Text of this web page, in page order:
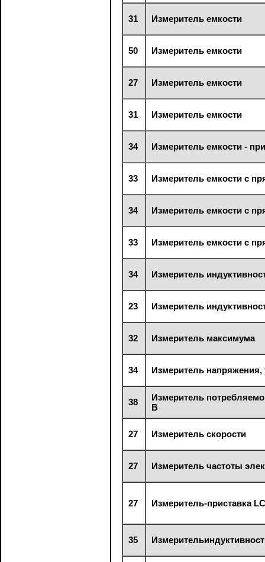
31 Измеритель емкости
50 Измеритель емкости
27 Измеритель емкости
31 Измеритель емкости
34 Измеритель емкости -
33 Измеритель емкости с
34 Измеритель емкости с
33 Измеритель емкости с
34 Измеритель
23 Измеритель
32 Измеритель максимума
34 Измеритель напряжения,
38
Измеритель
В
27 Измеритель скорости
27 Измеритель частоты
27 Измеритель-приставка
35